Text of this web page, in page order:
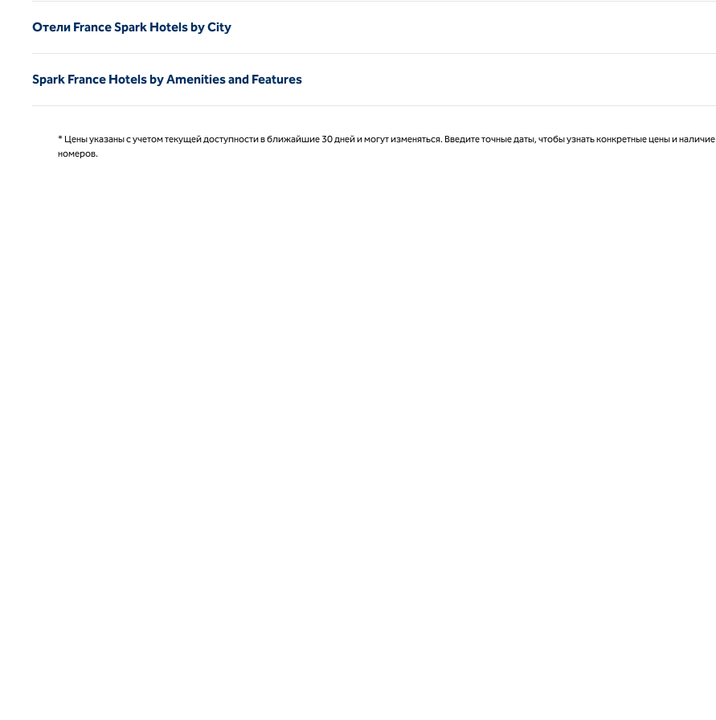
Отели France Spark Hotels by City
Spark France Hotels by Amenities and Features
* Цены указаны с учетом текущей доступности в ближайшие 30 дней и могут изменяться. Введите точные даты, чтобы узнать конкретные цены и наличие
номеров.